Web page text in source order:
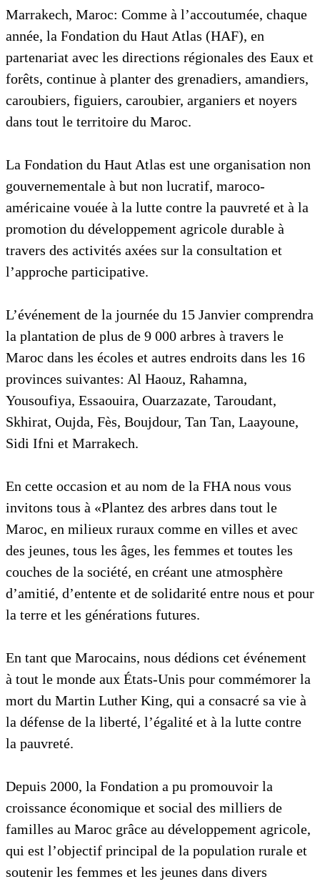
Marrakech, Maroc: Comme à l’accoutumée, chaque
année, la Fondation du Haut Atlas (HAF), en
partenariat avec les directions régionales des Eaux et
forêts, continue à planter des grenadiers, amandiers,
caroubiers, figuiers, caroubier, arganiers et noyers
dans tout le territoire du Maroc.
La Fondation du Haut Atlas est une organisation non
gouvernementale à but non lucratif, maroco-
américaine vouée à la lutte contre la pauvreté et à la
promotion du développement agricole durable à
travers des activités axées sur la consultation et
l’approche participative.
L’événement de la journée du 15 Janvier comprendra
la plantation de plus de 9 000 arbres à travers le
Maroc dans les écoles et autres endroits dans les 16
provinces suivantes: Al Haouz, Rahamna,
Yousoufiya, Essaouira, Ouarzazate, Taroudant,
Skhirat, Oujda, Fès, Boujdour, Tan Tan, Laayoune,
Sidi Ifni et Marrakech.
En cette occasion et au nom de la FHA nous vous
invitons tous à «Plantez des arbres dans tout le
Maroc, en milieux ruraux comme en villes et avec
des jeunes, tous les âges, les femmes et toutes les
couches de la société, en créant une atmosphère
d’amitié, d’entente et de solidarité entre nous et pour
la terre et les générations futures.
En tant que Marocains, nous dédions cet événement
à tout le monde aux États-Unis pour commémorer la
mort du Martin Luther King, qui a consacré sa vie à
la défense de la liberté, l’égalité et à la lutte contre
la pauvreté.
Depuis 2000, la Fondation a pu promouvoir la
croissance économique et social des milliers de
familles au Maroc grâce au développement agricole,
qui est l’objectif principal de la population rurale et
soutenir les femmes et les jeunes dans divers